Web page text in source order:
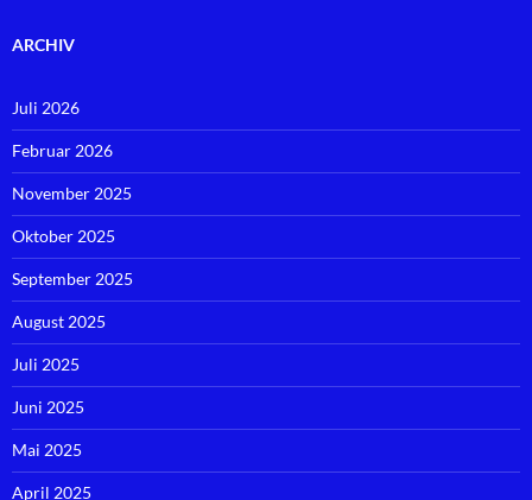
ARCHIV
Juli 2026
Februar 2026
November 2025
Oktober 2025
September 2025
August 2025
Juli 2025
Juni 2025
Mai 2025
April 2025